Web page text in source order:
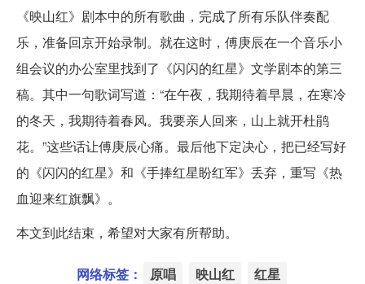
《映山红》剧本中的所有歌曲，完成了所有乐队伴奏配
乐，准备回京开始录制。就在这时，傅庚辰在一个音乐小
组会议的办公室里找到了《闪闪的红星》文学剧本的第三
稿。其中一句歌词写道：“在午夜，我期待着早晨，在寒冷
的冬天，我期待着春风。我要亲人回来，山上就开杜鹃
花。”这些话让傅庚辰心痛。最后他下定决心，把已经写好
的《闪闪的红星》和《手捧红星盼红军》丢弃，重写《热
血迎来红旗飘》。
本文到此结束，希望对大家有所帮助。
网络标签： 原唱 映山红 红星